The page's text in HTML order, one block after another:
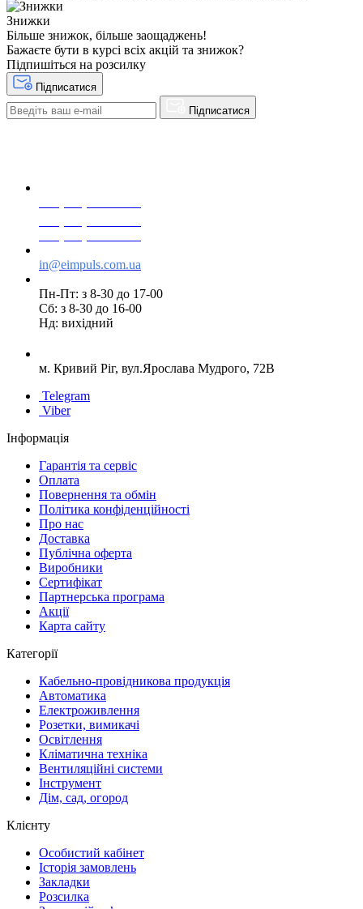
Знижки
Більше знижок, більше заощаджень!
Бажаєте бути в курсі всіх акцій та знижок?
Підпишіться на розсилку
Підписатися
Підписатися
in@eimpuls.com.ua
Пн-Пт: з 8-30 до 17-00
Сб: з 8-30 до 16-00
Нд: вихідний
м. Кривий Ріг, вул.Ярослава Мудрого, 72В
Telegram
Viber
Інформація
Гарантія та сервіс
Оплата
Повернення та обмін
Політика конфіденційності
Про нас
Доставка
Публічна оферта
Виробники
Сертифікат
Партнерська програма
Акції
Карта сайту
Категорії
Кабельно-провідникова продукція
Автоматика
Електроживлення
Розетки, вимикачі
Освітлення
Кліматична техніка
Вентиляційні системи
Інструмент
Дім, сад, огород
Клієнту
Особистий кабінет
Історія замовлень
Закладки
Розсилка